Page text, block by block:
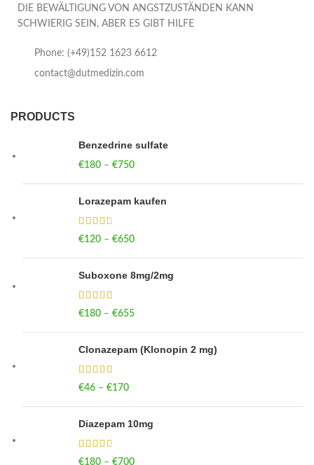
DIE BEWÄLTIGUNG VON ANGSTZUSTÄNDEN KANN
SCHWIERIG SEIN, ABER ES GIBT HILFE
Phone: (+49)152 1623 6612
contact@dutmedizin.com
PRODUCTS
Benzedrine sulfate
€180 – €750
Lorazepam kaufen
€120 – €650
Suboxone 8mg/2mg
€180 – €655
Clonazepam (Klonopin 2 mg)
€46 – €170
Diazepam 10mg
€180 – €700